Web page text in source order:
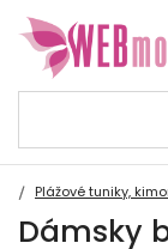
Plážové tuniky,
Dámsky